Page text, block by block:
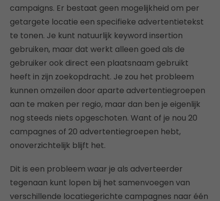
campaigns. Er bestaat geen mogelijkheid om per
getargete locatie een specifieke advertentietekst
te tonen. Je kunt natuurlijk keyword insertion
gebruiken, maar dat werkt alleen goed als de
gebruiker ook direct een plaatsnaam gebruikt
heeft in zijn zoekopdracht. Je zou het probleem
kunnen omzeilen door aparte advertentiegroepen
aan te maken per regio, maar dan ben je eigenlijk
nog steeds niets opgeschoten. Want of je nou 20
campagnes of 20 advertentiegroepen hebt,
onoverzichtelijk blijft het.
Dit is een probleem waar je als adverteerder
tegenaan kunt lopen bij het samenvoegen van
verschillende locatiegerichte campagnes naar één